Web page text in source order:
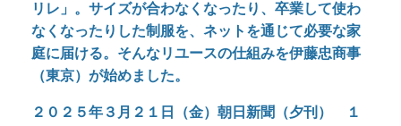
リレ」。サイズが合わなくなったり、卒業して使わ
なくなったりした制服を、ネットを通じて必要な家
庭に届ける。そんなリユースの仕組みを伊藤忠商事
（東京）が始めました。
２０２５年３月２１日（金）朝日新聞（夕刊） １